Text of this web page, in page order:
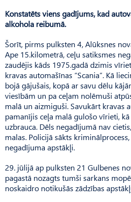
Konstatēts viens gadījums, kad
alkohola reibumā.
Šorīt, pirms pulksten 4, Alūksnes
Ape 15.kilometrā, ceļu satiksmes
zaudējis kāds 1975.gadā dzimis
kravas automašīnas “Scania”. Kā
bojā gājušais, kopā ar savu dēlu
viesībām un pa ceļam nolēmuši
malā un aizmiguši. Savukārt kravas
pamanījis ceļa malā gulošo vīrieti,
uzbrauca. Dēls negadījumā nav
malas. Policijā sākts
negadījuma apstākļi.
29. jūlijā ap pulksten 21 Gulbenes
pagastā nozagts tumši sarkans
noskaidro notikušās zādzības